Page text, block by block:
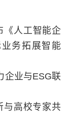
《人工智能企
务拓展智能
企业与ESG联
与高校专家共